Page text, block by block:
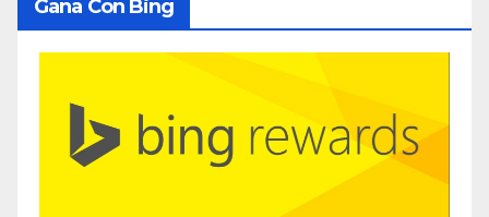
Gana Con Bing